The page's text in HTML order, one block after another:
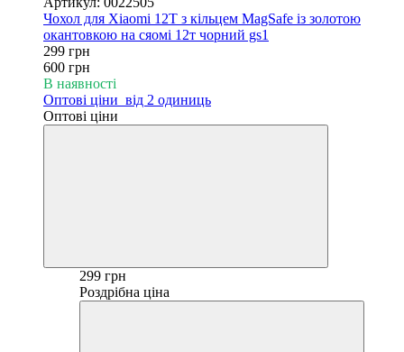
Чохол для Xiaomi 12T з кільцем MagSafe із золотою
окантовкою на сяомі 12т чорний gs1
299 грн
600 грн
В наявності
Оптові ціни від 2 одиниць
Оптові ціни
299 грн
Роздрібна ціна